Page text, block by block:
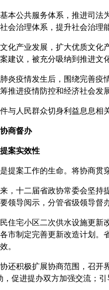
公共服务体系，推进司法为
会治理体系，提升社会治理
产业发展，扩大优质文化产
建议，被充分吸纳到推进文
疫情发生后，围绕完善疫情
推进疫情防控和经济社会发
人民群众切身利益息息相关
商督办
实效性
案工作的生命。将协商贯穿
十二届省政协常委会坚持提
领导阅示，分管省级领导督
宅小区二次供水设施更新改
市制定完善更新改造计划。
。
积极扩展协商范围，召开界
，促进提办双方加强交流；